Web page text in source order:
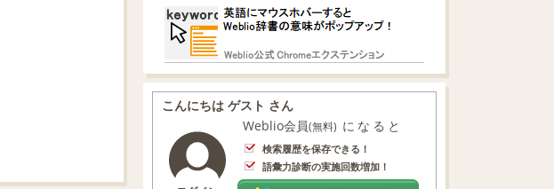
こんにちは ゲスト さん
Weblio会員(無料) になると
検索履歴を保存できる！
語彙力診断の実施回数増加！